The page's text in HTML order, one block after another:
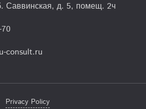
Саввинская, д. 5, помещ. 2ч
consult.ru
Privacy Policy